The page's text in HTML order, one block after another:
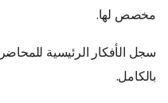
مخصص لها.
سجل الأفكار الرئيسية
بالكامل.